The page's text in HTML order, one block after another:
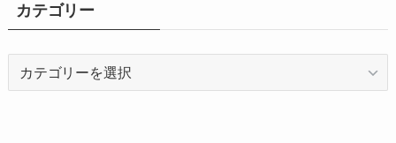
ブ
カテゴリー